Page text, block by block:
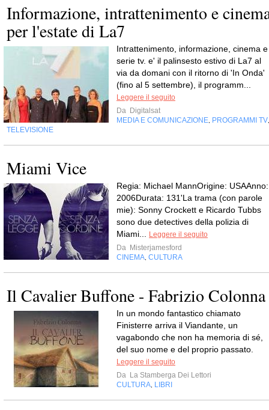
Informazione, intrattenimento e
per l'estate di La7
Intrattenimento, informazione, cinema e
serie tv. e' il palinsesto estivo di La7 al
via da domani con il ritorno di 'In Onda'
(fino al 5 settembre), il programm...
Leggere il seguito
Da Digitalsat
MEDIA E COMUNICAZIONE PROGRAMMI TV
TELEVISIONE
Miami Vice
Regia: Michael MannOrigine: USAAnno:
2006Durata: 131'La trama (con parole
mie): Sonny Crockett e Ricardo Tubbs
sono due detectives della polizia di
Miami...
Leggere il seguito
Da Misterjamesford
CINEMA CULTURA
Il Cavalier Buffone - Fabrizio Colonna
In un mondo fantastico chiamato
Finisterre arriva il Viandante, un
vagabondo che non ha memoria di sé,
del suo nome e del proprio passato.
Leggere il seguito
Da La Stamberga Dei Lettori
CULTURA LIBRI